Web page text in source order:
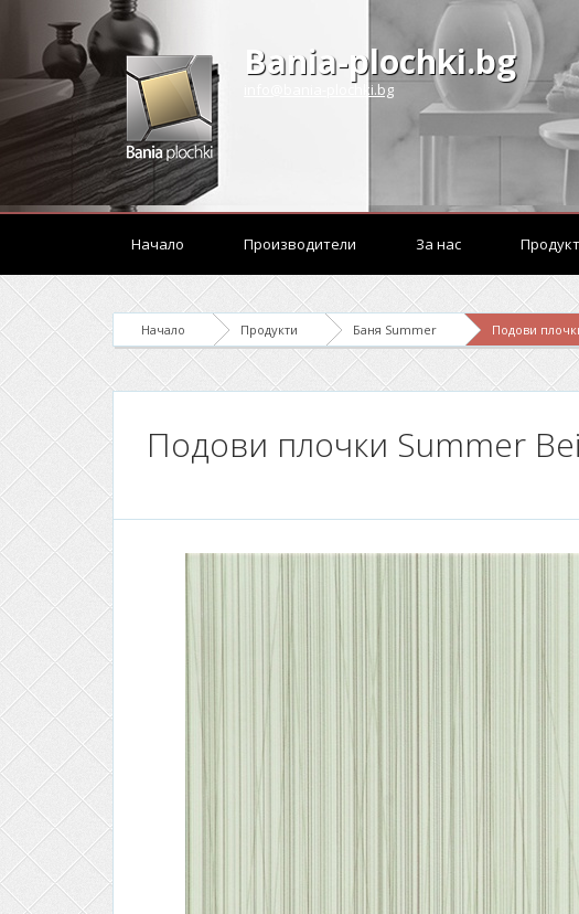
Bania-plochki.bg
info@bania-plochki.bg
Начало Производители За нас
Начало Продукти Баня Summer Подови
Подови плочки Summer